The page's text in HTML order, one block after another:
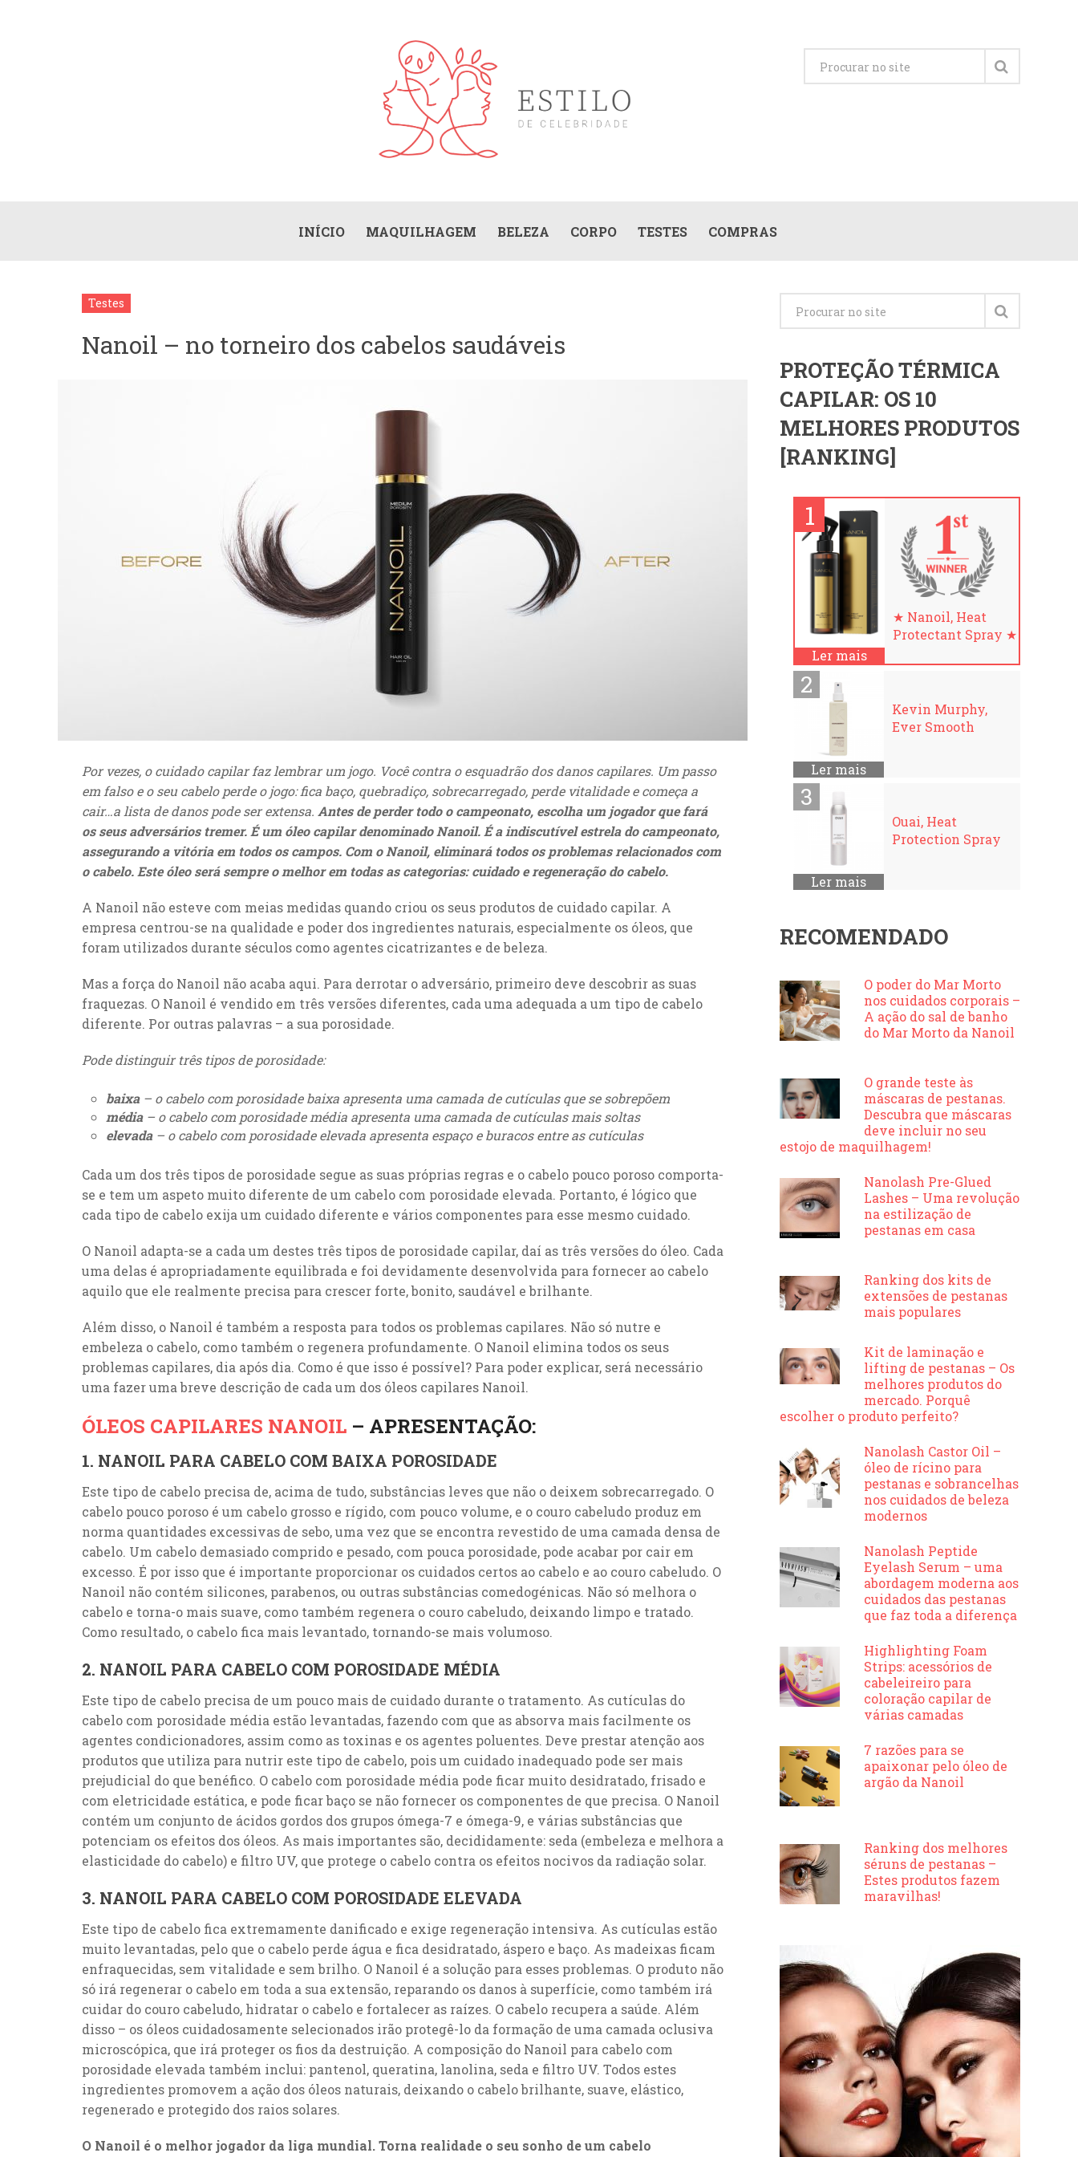
INÍCIO MAQUILHAGEM BELEZA CORPO TESTES COMPRAS
Testes
Nanoil – no torneiro dos cabelos saudáveis
Por vezes, o cuidado capilar faz lembrar um jogo. Você contra o esquadrão dos danos capilares. Um passo
em falso e o seu cabelo perde o jogo: fica baço, quebradiço, sobrecarregado, perde vitalidade e começa a
cair…a lista de danos pode ser extensa. Antes de perder todo o campeonato, escolha um jogador que fará
os seus adversários tremer. É um óleo capilar denominado Nanoil. É a indiscutível estrela do campeonato,
assegurando a vitória em todos os campos. Com o Nanoil, eliminará todos os problemas relacionados com
o cabelo. Este óleo será sempre o melhor em todas as categorias: cuidado e regeneração do cabelo.
A Nanoil não esteve com meias medidas quando criou os seus produtos de cuidado capilar. A
empresa centrou-se na qualidade e poder dos ingredientes naturais, especialmente os óleos, que
foram utilizados durante séculos como agentes cicatrizantes e de beleza.
Mas a força do Nanoil não acaba aqui. Para derrotar o adversário, primeiro deve descobrir as suas
fraquezas. O Nanoil é vendido em três versões diferentes, cada uma adequada a um tipo de cabelo
diferente. Por outras palavras – a sua porosidade.
Pode distinguir três tipos de porosidade:
baixa– o cabelo com porosidade baixa apresenta uma camada de cutículas que se sobrepõem
média– o cabelo com porosidade média apresenta uma camada de cutículas mais soltas
elevada– o cabelo com porosidade elevada apresenta espaço e buracos entre as cutículas
Cada um dos três tipos de porosidade segue as suas próprias regras e o cabelo pouco poroso comporta-
se e tem um aspeto muito diferente de um cabelo com porosidade elevada. Portanto, é lógico que
cada tipo de cabelo exija um cuidado diferente e vários componentes para esse mesmo cuidado.
O Nanoil adapta-se a cada um destes três tipos de porosidade capilar, daí as três versões do óleo. Cada
uma delas é apropriadamente equilibrada e foi devidamente desenvolvida para fornecer ao cabelo
aquilo que ele realmente precisa para crescer forte, bonito, saudável e brilhante.
Além disso, o Nanoil é também a resposta para todos os problemas capilares. Não só nutre e
embeleza o cabelo, como também o regenera profundamente. O Nanoil elimina todos os seus
problemas capilares, dia após dia. Como é que isso é possível? Para poder explicar, será necessário
uma fazer uma breve descrição de cada um dos óleos capilares Nanoil.
ÓLEOS CAPILARES NANOIL – APRESENTAÇÃO:
1. NANOIL PARA CABELO COM BAIXA POROSIDADE
Este tipo de cabelo precisa de, acima de tudo, substâncias leves que não o deixem sobrecarregado. O
cabelo pouco poroso é um cabelo grosso e rígido, com pouco volume, e o couro cabeludo produz em
norma quantidades excessivas de sebo, uma vez que se encontra revestido de uma camada densa de
cabelo. Um cabelo demasiado comprido e pesado, com pouca porosidade, pode acabar por cair em
excesso. É por isso que é importante proporcionar os cuidados certos ao cabelo e ao couro cabeludo. O
Nanoil não contém silicones, parabenos, ou outras substâncias comedogénicas. Não só melhora o
cabelo e torna-o mais suave, como também regenera o couro cabeludo, deixando limpo e tratado.
Como resultado, o cabelo fica mais levantado, tornando-se mais volumoso.
2. NANOIL PARA CABELO COM POROSIDADE MÉDIA
Este tipo de cabelo precisa de um pouco mais de cuidado durante o tratamento. As cutículas do
cabelo com porosidade média estão levantadas, fazendo com que as absorva mais facilmente os
agentes condicionadores, assim como as toxinas e os agentes poluentes. Deve prestar atenção aos
produtos que utiliza para nutrir este tipo de cabelo, pois um cuidado inadequado pode ser mais
prejudicial do que benéfico. O cabelo com porosidade média pode ficar muito desidratado, frisado e
com eletricidade estática, e pode ficar baço se não fornecer os componentes de que precisa. O Nanoil
contém um conjunto de ácidos gordos dos grupos ómega-7 e ómega-9, e várias substâncias que
potenciam os efeitos dos óleos. As mais importantes são, decididamente: seda (embeleza e melhora a
elasticidade do cabelo) e filtro UV, que protege o cabelo contra os efeitos nocivos da radiação solar.
3. NANOIL PARA CABELO COM POROSIDADE ELEVADA
Este tipo de cabelo fica extremamente danificado e exige regeneração intensiva. As cutículas estão
muito levantadas, pelo que o cabelo perde água e fica desidratado, áspero e baço. As madeixas ficam
enfraquecidas, sem vitalidade e sem brilho. O Nanoil é a solução para esses problemas. O produto não
só irá regenerar o cabelo em toda a sua extensão, reparando os danos à superfície, como também irá
cuidar do couro cabeludo, hidratar o cabelo e fortalecer as raízes. O cabelo recupera a saúde. Além
disso – os óleos cuidadosamente selecionados irão protegê-lo da formação de uma camada oclusiva
microscópica, que irá proteger os fios da destruição. A composição do Nanoil para cabelo com
porosidade elevada também inclui: pantenol, queratina, lanolina, seda e filtro UV. Todos estes
ingredientes promovem a ação dos óleos naturais, deixando o cabelo brilhante, suave, elástico,
regenerado e protegido dos raios solares.
O Nanoil é o melhor jogador da liga mundial. Torna realidade o seu sonho de um cabelo
PROTEÇÃO TÉRMICA
CAPILAR: OS 10
MELHORES PRODUTOS
[RANKING]
★ Nanoil, Heat
Protectant Spray ★
Ler mais
Kevin Murphy,
Ever Smooth
Ler mais
Ouai, Heat
Protection Spray
Ler mais
RECOMENDADO
O poder do Mar Morto
nos cuidados corporais –
A ação do sal de banho
do Mar Morto da Nanoil
O grande teste às
máscaras de pestanas.
Descubra que máscaras
deve incluir no seu
estojo de maquilhagem!
Nanolash Pre-Glued
Lashes – Uma revolução
na estilização de
pestanas em casa
Ranking dos kits de
extensões de pestanas
mais populares
Kit de laminação e
lifting de pestanas – Os
melhores produtos do
mercado. Porquê
escolher o produto perfeito?
Nanolash Castor Oil –
óleo de rícino para
pestanas e sobrancelhas
nos cuidados de beleza
modernos
Nanolash Peptide
Eyelash Serum – uma
abordagem moderna aos
cuidados das pestanas
que faz toda a diferença
Highlighting Foam
Strips: acessórios de
cabeleireiro para
coloração capilar de
várias camadas
7 razões para se
apaixonar pelo óleo de
argão da Nanoil
Ranking dos melhores
séruns de pestanas –
Estes produtos fazem
maravilhas!